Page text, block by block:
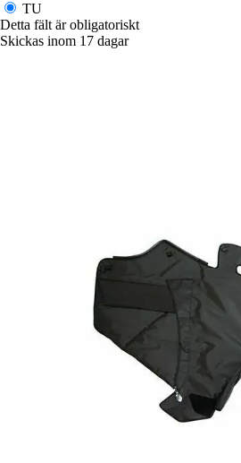
TU
Detta fält är obligatoriskt
Skickas inom 17 dagar